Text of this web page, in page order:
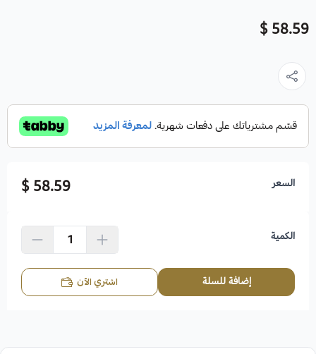
58.59 $
السعر 58.59 $
الكمية
إضافة للسلة اشتري الآن